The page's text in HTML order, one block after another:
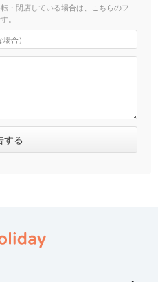
・閉店している場合は、こちらのフ
。